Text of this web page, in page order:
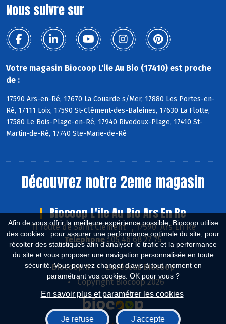
Afin de vous offrir la meilleure expérience possible, Biocoop utilise
des cookies : pour assurer une performance optimale du site, pour
récolter des statistiques afin d'analyser le trafic et la performance
du site et vous proposer une navigation personnalisée en toute
sécurité. Vous pouvez changer d'avis à tout moment en
paramétrant vos cookies. OK pour vous ?
En savoir plus et paramétrer les cookies
Je refuse J'accepte
Nous suivre sur
Votre magasin Biocoop L'ile Au Bio (17410) est proche
de :
17590 Ars-en-Ré, 17670 La Couarde s/Mer, 17880 Les Portes-en-
Ré, 17111 Loix, 17590 St-Clément-des-Baleines, 17630 La Flotte,
17580 Le Bois-Plage-en-Ré, 17940 Rivedoux-Plage, 17410 St-
Martin-de-Ré, 17740 Ste-Marie-de-Ré
Découvrez notre 2eme magasin
Biocoop L'ile Au Bio Ars En Re
11 route de Saint Clément , 17590 Ars En Ré
Téléphone :05 46 68 27 75
Biocoop.fr
Le réseau Biocoop
Copyright Biocoop 2026